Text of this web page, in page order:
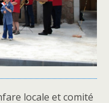
locale et comité